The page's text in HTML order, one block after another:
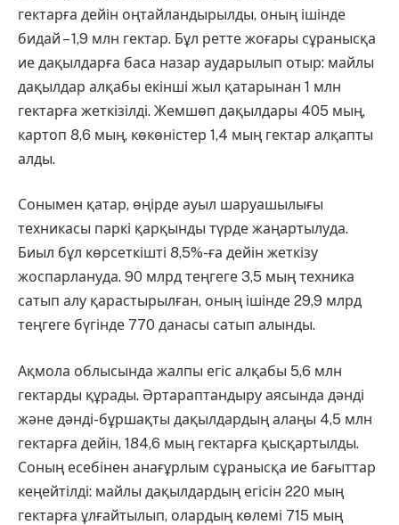
гектарға дейін оңтайландырылды, оның ішінде
бидай – 1,9 млн гектар. Бұл ретте жоғары сұранысқа
ие дақылдарға баса назар аударылып отыр: майлы
дақылдар алқабы екінші жыл қатарынан 1 млн
гектарға жеткізілді. Жемшөп дақылдары 405 мың,
картоп 8,6 мың, көкөністер 1,4 мың гектар алқапты
алды.
Сонымен қатар, өңірде ауыл шаруашылығы
техникасы паркі қарқынды түрде жаңартылуда.
Биыл бұл көрсеткішті 8,5%-ға дейін жеткізу
жоспарлануда. 90 млрд теңгеге 3,5 мың техника
сатып алу қарастырылған, оның ішінде 29,9 млрд
теңгеге бүгінде 770 данасы сатып алынды.
Ақмола облысында жалпы егіс алқабы 5,6 млн
гектарды құрады. Әртараптандыру аясында дәнді
және дәнді-бұршақты дақылдардың алаңы 4,5 млн
гектарға дейін, 184,6 мың гектарға қысқартылды.
Соның есебінен анағұрлым сұранысқа ие бағыттар
кеңейтілді: майлы дақылдардың егісін 220 мың
гектарға ұлғайтылып, олардың көлемі 715 мың